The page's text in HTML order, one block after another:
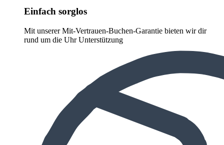
Einfach sorglos
Mit unserer Mit-Vertrauen-Buchen-Garantie bieten wir dir
rund um die Uhr Unterstützung